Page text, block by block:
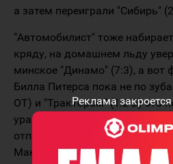
Реклама
а затем переиграли "Сибирь"
"Автомобилист" тоже
кряду, на домашнем льду
минское "Динамо" (7:3), а вот
Билла Питерса пока не по
ОТ) и "Трактором" (1:2 Б) это
уральцы начнут выездную
отправились в полном
Максима Рассейкина и Ильи